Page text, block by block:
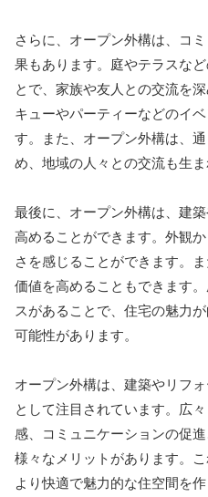
さらに、オープン外構は、コ
果もあります。庭やテラスな
とで、家族や友人との交流を
キューやパーティーなどのイ
す。また、オープン外構は、
め、地域の人々との交流も生ま
最後に、オープン外構は、建
高めることができます。外観
さを感じることができます。
価値を高めることもできます
スがあることで、住宅の魅力
可能性があります。
オープン外構は、建築やリフ
として注目されています。広
感、コミュニケーションの促
様々なメリットがあります。
より快適で魅力的な住空間を